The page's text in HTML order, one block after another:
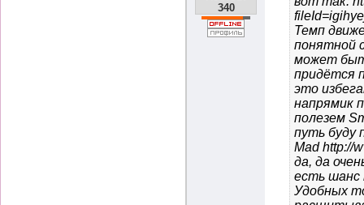
340
Темп
понятной
может
придётся
это
напрямик
полезем
путь буду
Madhttp://
да, да
есть шанс
Удобных